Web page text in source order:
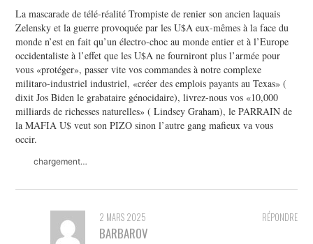
La mascarade de télé-réalité Trompiste de renier son ancien laquais
Zelensky et la guerre provoquée par les U$A eux-mêmes à la face du
monde n’est en fait qu’un électro-choc au monde entier et à l’Europe
occidentaliste à l’effet que les U$A ne fourniront plus l’armée pour
vous «protéger», passer vite vos commandes à notre complexe
militaro-industriel industriel, «créer des emplois payants au Texas» (
dixit Jos Biden le grabataire génocidaire), livrez-nous vos «10,000
milliards de richesses naturelles» ( Lindsey Graham), le PARRAIN de
la MAFIA U$ veut son PIZO sinon l’autre gang mafieux va vous
occir.
chargement…
RÉPONDRE
2 MARS 2025
BARBAROV